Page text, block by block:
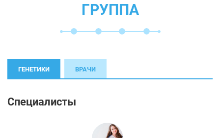
ГРУППА
ГЕНЕТИКИ ВРАЧИ
Специалисты